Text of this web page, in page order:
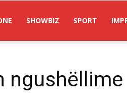
SHOWBIZ SPORT